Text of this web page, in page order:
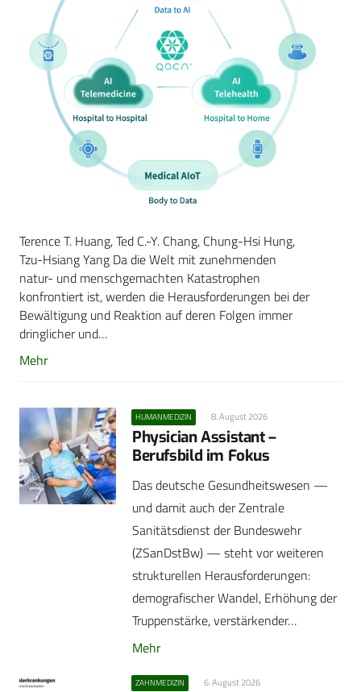
Terence T. Huang, Ted C.-Y. Chang, Chung-Hsi Hung,
Tzu-Hsiang Yang Da die Welt mit zunehmenden
natur- und menschgemachten Katastrophen
konfrontiert ist, werden die Herausforderungen bei der
Bewältigung und Reaktion auf deren Folgen immer
dringlicher und…
Mehr
HUMANMEDIZIN 8. August 2026
Physician Assistant –
Berufsbild im Fokus
Das deutsche Gesundheitswesen —
und damit auch der Zentrale
Sanitätsdienst der Bundeswehr
(ZSanDstBw) — steht vor weiteren
strukturellen Herausforderungen:
demografischer Wandel, Erhöhung der
Truppenstärke, verstärkender…
Mehr
ZAHNMEDIZIN 6. August 2026